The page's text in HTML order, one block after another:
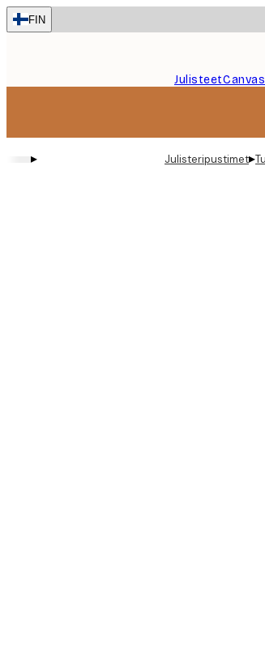
Skip
to
FIN
Julisteet
▸ Julisteripustimet▸